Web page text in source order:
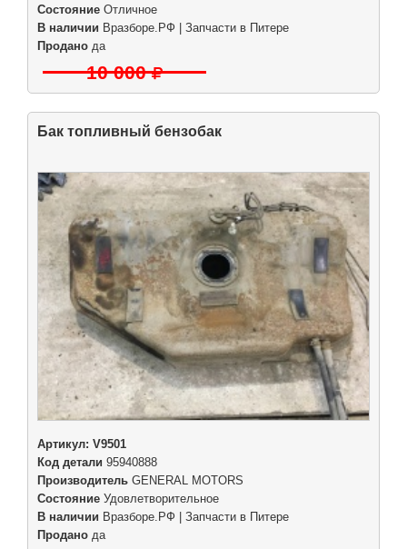
Состояние Отличное
В наличии Вразборе.РФ | Запчасти в Питере
Продано да
10 000
Бак топливный бензобак
Артикул: V9501
Код детали 95940888
Производитель GENERAL MOTORS
Состояние Удовлетворительное
В наличии Вразборе.РФ | Запчасти в Питере
Продано да